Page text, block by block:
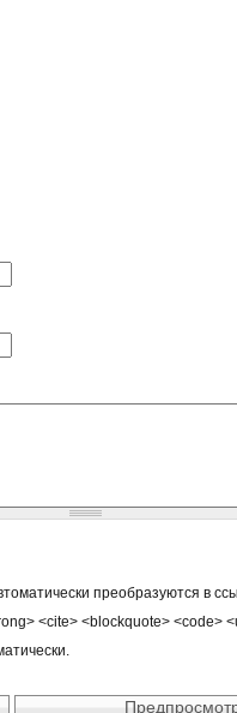
преобразуются в
<cite> <blockquote> <code>